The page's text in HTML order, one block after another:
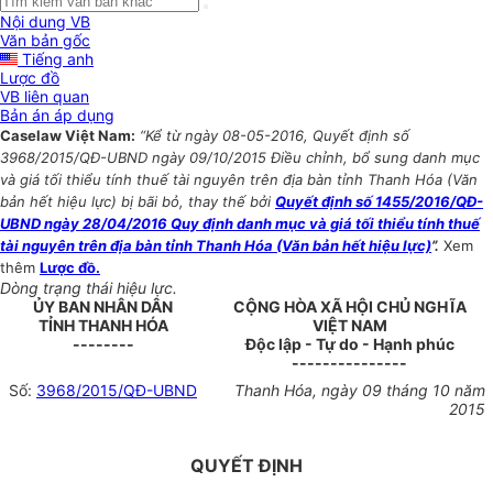
Nội dung VB
Văn bản gốc
Tiếng anh
Lược đồ
VB liên quan
Bản án áp dụng
Caselaw Việt Nam: “Kể từ ngày 08-05-2016, Quyết định số
3968/2015/QĐ-UBND ngày 09/10/2015 Điều chỉnh, bổ sung danh mục
và giá tối thiểu tính thuế tài nguyên trên địa bàn tỉnh Thanh Hóa (Văn
bản hết hiệu lực) bị bãi bỏ, thay thế bởi Quyết định số 1455/2016/QĐ-
UBND ngày 28/04/2016 Quy định danh mục và giá tối thiểu tính thuế
tài nguyên trên địa bàn tỉnh Thanh Hóa (Văn bản hết hiệu lực)”. Xem
thêm Lược đồ.
Dòng trạng thái hiệu lực.
ỦY BAN NHÂN DÂN
TỈNH THANH HÓA
--------
CỘNG HÒA XÃ HỘI CHỦ NGHĨA
VIỆT NAM
Độc lập - Tự do - Hạnh phúc
---------------
Số: 3968/2015/QĐ-UBND
Thanh Hóa, ngày 09 tháng 10 năm
2015
QUYẾT ĐỊNH